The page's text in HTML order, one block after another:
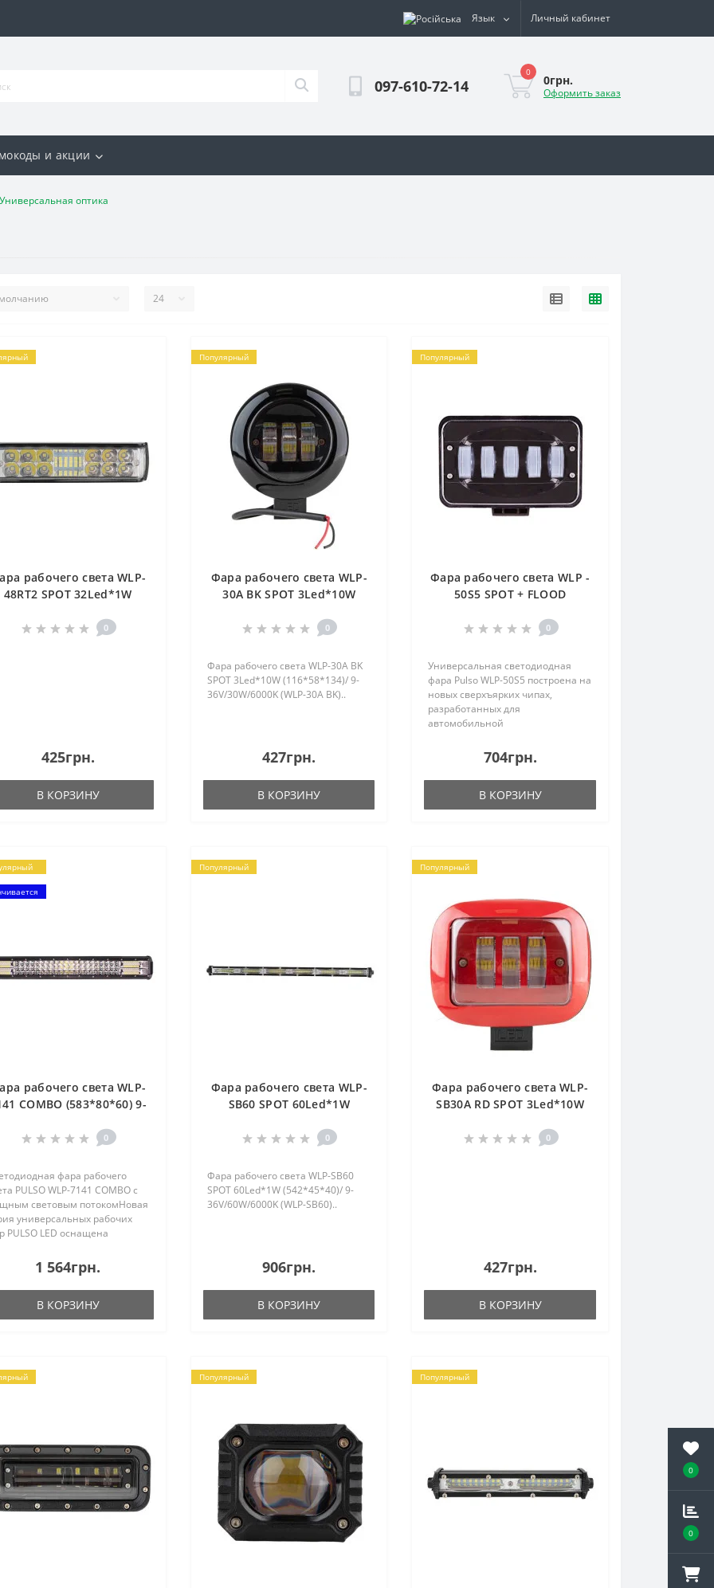
0
0
Язык Личный кабинет
097-610-72-14
0
0грн.
Оформить заказ
и акции
Универсальная оптика
рабочего света WLP-
48RT2 SPOT 32Led*1W
6000K (WLP-48RT2)
0
425грн.
В КОРЗИНУ
Популярный
Фара рабочего света WLP-
30A BK SPOT 3Led*10W
6000K (WLP-30A BK)
0
Фара рабочего света WLP-30A BK
SPOT 3Led*10W (116*58*134)/ 9-
36V/30W/6000K (WLP-30A BK)..
427грн.
В КОРЗИНУ
Популярный
Фара рабочего света WLP -
50S5 SPOT + FLOOD
30V 50W 6000K (WLP - 50S5)
0
Универсальная светодиодная
фара Pulso WLP-50S5 построена на
новых сверхъярких чипах,
разработанных для
автомобильной
чёткую светотеневую границу и
не слепят встречных водителей,
что позволяет использовать их в
дополнение к б..
704грн.
В КОРЗИНУ
рабочего света WLP-
COMBO (583*80*60) 9-
0
фара рабочего
PULSO WLP-7141 COMBO с
световым потокомНовая
универсальных рабочих
PULSO LED оснащена
в алюминиевый
для создания
условий работы..
1 564грн.
В КОРЗИНУ
Популярный
Фара рабочего света WLP-
SB60 SPOT 60Led*1W
6000K (WLP-SB60)
0
Фара рабочего света WLP-SB60
SPOT 60Led*1W (542*45*40)/ 9-
36V/60W/6000K (WLP-SB60)..
906грн.
В КОРЗИНУ
Популярный
Фара рабочего света WLP-
SB30A RD SPOT 3Led*10W
6000K (WLP-SB30A RD)
0
427грн.
В КОРЗИНУ
Популярный Популярный